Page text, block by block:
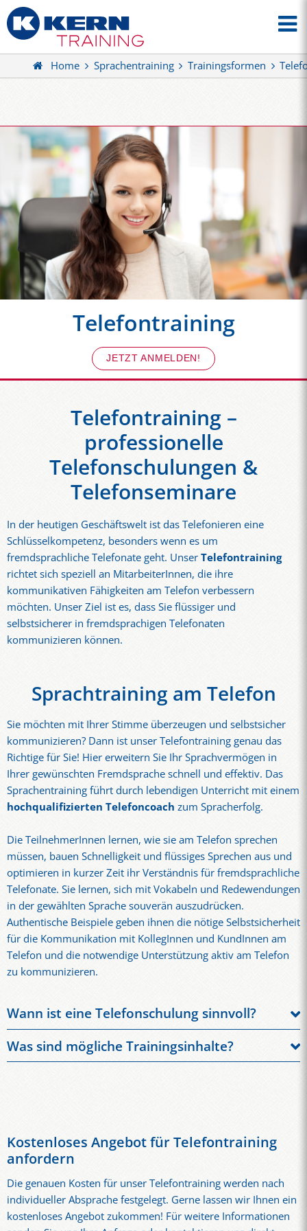
Home Sprachentraining Trainingsformen
Telefontraining
JETZT ANMELDEN!
Telefontraining –
professionelle
Telefonschulungen &
Telefonseminare
In der heutigen Geschäftswelt ist das Telefonieren eine
Schlüsselkompetenz, besonders wenn es um
fremdsprachliche Telefonate geht. UnserTelefontraining
richtet sich speziell an MitarbeiterInnen, die ihre
kommunikativen Fähigkeiten am Telefon verbessern
möchten. Unser Ziel ist es, dass Sie flüssiger und
selbstsicherer in fremdsprachigen Telefonaten
kommunizieren können.
Sprachtraining am Telefon
Sie möchten mit Ihrer Stimme überzeugen und selbstsicher
kommunizieren? Dann ist unser Telefontraining genau das
Richtige für Sie! Hier erweitern Sie Ihr Sprachvermögen in
Ihrer gewünschten Fremdsprache schnell und effektiv. Das
Sprachentraining führt durch lebendigen Unterricht mit einem
hochqualifizierten Telefoncoach zum Spracherfolg.
Die TeilnehmerInnen lernen, wie sie am Telefon sprechen
müssen, bauen Schnelligkeit und flüssiges Sprechen aus und
optimieren in kurzer Zeit ihr Verständnis für fremdsprachliche
Telefonate. Sie lernen, sich mit Vokabeln und Redewendungen
in der gewählten Sprache souverän auszudrücken.
Authentische Beispiele geben ihnen die nötige Selbstsicherheit
für die Kommunikation mit KollegInnen und KundInnen am
Telefon und die notwendige Unterstützung aktiv am Telefon
zu kommunizieren.
Wann ist eine Telefonschulung sinnvoll?
MitarbeiterInnen ein essenzieller Bestandteil ihrer
insbesondere für Mitarbeitende im Kundendienst, Vertrieb
oder am Empfang wichtig. Das
ist besonders
werden, die regelmäßig telefonieren werden. Es dient dazu,
sie optimal auf ihre telefonischen Aufgaben vorzubereiten.
Was sind mögliche Trainingsinhalte?
Gespräch nutzen.
Unsere Inhalte umfassen:
Fragestellung und Fragetechniken
Höflichkeitsformen für ein erfolgreiches Gespräch
Kostenloses Angebot für Telefontraining
anfordern
Die genauen Kosten für unser Telefontraining werden nach
individueller Absprache festgelegt. Gerne lassen wir Ihnen ein
kostenloses Angebot zukommen! Für weitere Informationen